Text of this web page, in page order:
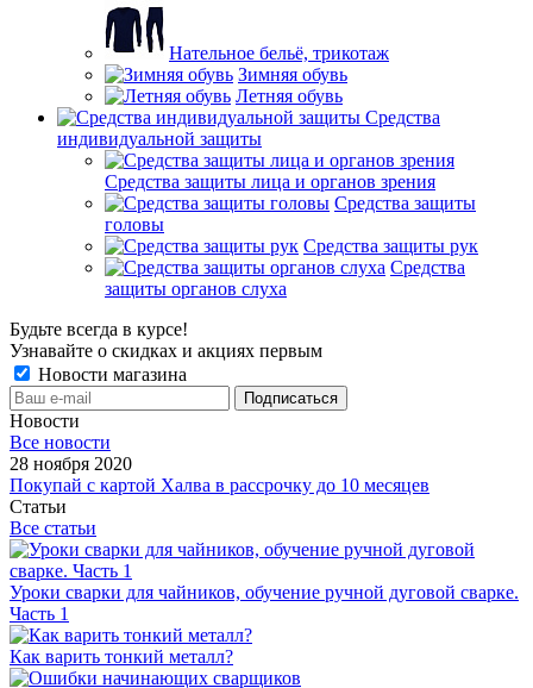
Нательное бельё, трикотаж
Зимняя обувь
Летняя обувь
Средства
индивидуальной защиты
Средства защиты лица и органов зрения
Средства защиты
головы
Средства защиты рук
Средства
защиты органов слуха
Будьте всегда в курсе!
Узнавайте о скидках и акциях первым
Новости магазина
Новости
Все новости
28 ноября 2020
Покупай с картой Халва в рассрочку до 10 месяцев
Статьи
Все статьи
Уроки сварки для чайников, обучение ручной дуговой сварке.
Часть 1
Как варить тонкий металл?